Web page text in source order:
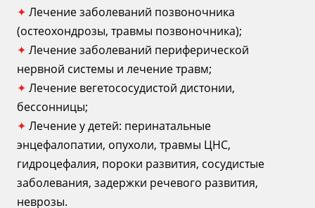
✦ Лечение заболеваний позвоночника
(остеохондрозы, травмы позвоночника);
✦ Лечение заболеваний периферической
нервной системы и лечение травм;
✦ Лечение вегетососудистой дистонии,
бессонницы;
✦ Лечение у детей: перинатальные
энцефалопатии, опухоли, травмы ЦНС,
гидроцефалия, пороки развития, сосудистые
заболевания, задержки речевого развития,
неврозы.